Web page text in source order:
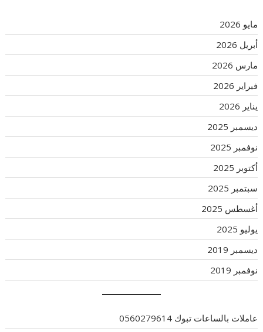
مايو 2026
أبريل 2026
مارس 2026
فبراير 2026
يناير 2026
ديسمبر 2025
نوفمبر 2025
أكتوبر 2025
سبتمبر 2025
أغسطس 2025
يوليو 2025
ديسمبر 2019
نوفمبر 2019
عاملات بالساعات تبوك 0560279614